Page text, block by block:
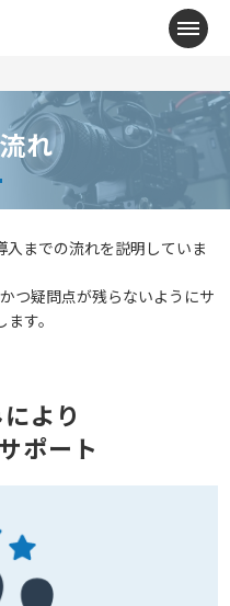
メニ
れ
までの流れを説明していま
つ疑問点が残らないようにサ
す。
より
ポート